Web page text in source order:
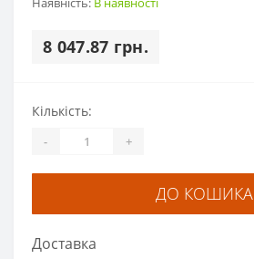
8 047.87 грн.
Кількість:
- +
ДО КОШИКА
Доставка